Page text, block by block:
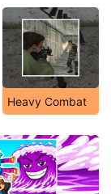
Heavy Combat